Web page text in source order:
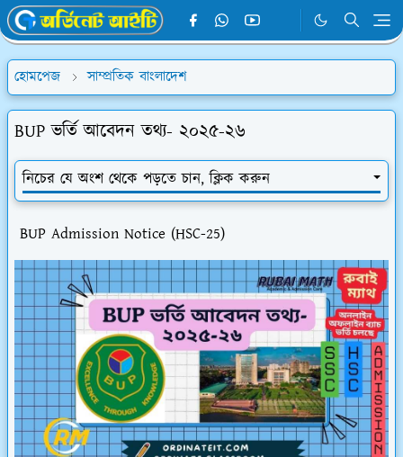
হোমপেজ সাম্প্রতিক বাংলাদেশ
BUP ভর্তি আবেদন তথ্য- ২০২৫-২৬
নিচের যে অংশ থেকে পড়তে চান, ক্লিক করুন
BUP Admission Notice (HSC-25)